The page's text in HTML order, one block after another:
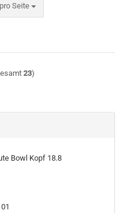
Seite
Seite
23)
Bowl Kopf 18.8